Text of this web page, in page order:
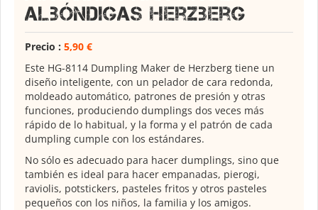
albóndigas Herzberg
Precio : 5,90 €
Este HG-8114 Dumpling Maker de Herzberg tiene un
diseño inteligente, con un pelador de cara redonda,
moldeado automático, patrones de presión y otras
funciones, produciendo dumplings dos veces más
rápido de lo habitual, y la forma y el patrón de cada
dumpling cumple con los estándares.
No sólo es adecuado para hacer dumplings, sino que
también es ideal para hacer empanadas, pierogi,
raviolis, potstickers, pasteles fritos y otros pasteles
pequeños con los niños, la familia y los amigos.